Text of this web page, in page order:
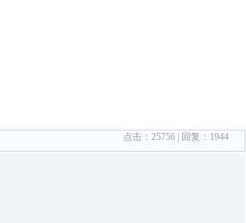
点击： 25756 | 回复： 1944